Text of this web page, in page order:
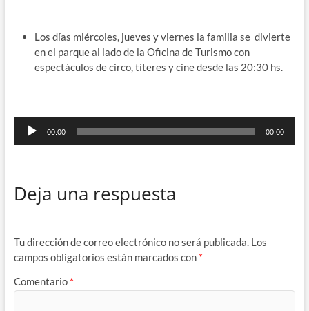
Los días miércoles, jueves y viernes la familia se divierte
en el parque al lado de la Oficina de Turismo con
espectáculos de circo, títeres y cine desde las 20:30 hs.
Reproductor
00:00 00:00
Deja una respuesta
Tu dirección de correo electrónico no será publicada. Los
campos obligatorios están marcados con *
Comentario *